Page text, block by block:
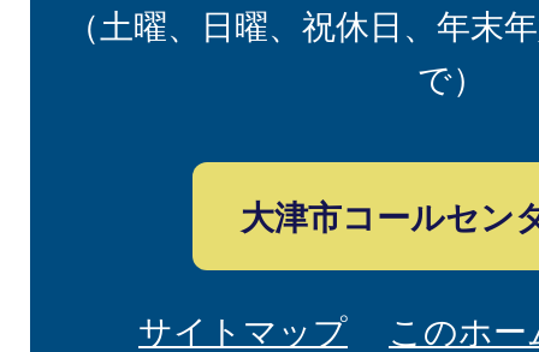
（土曜、日曜、祝休日、年末
で）
大津市コールセン
サイトマップ このホ